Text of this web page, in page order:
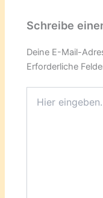
Schreibe
Deine E-Mail-
Erforderliche
eingeben…